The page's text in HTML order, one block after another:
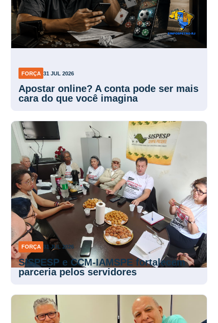
FORÇA 31 JUL 2026
Apostar online? A conta pode ser mais
cara do que você imagina
FORÇA 31 JUL 2026
SISPESP e CCM-IAMSPE fortalecem
parceria pelos servidores